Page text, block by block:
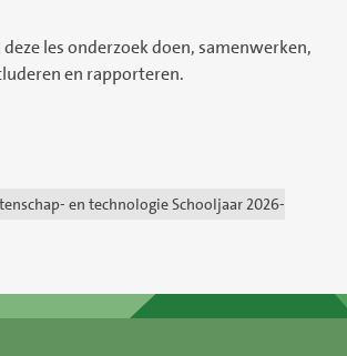
les onderzoek doen, samenwerken,
en rapporteren.
en technologie Schooljaar 2026-